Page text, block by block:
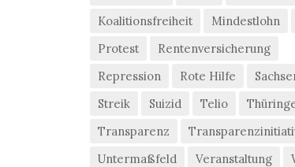
Koalitionsfreiheit
Mindestlohn
Protest
Rentenversicherung
Repression
Rote Hilfe
Streik
Suizid Telio
Transparenz
Untermaßfeld
Veranstaltung